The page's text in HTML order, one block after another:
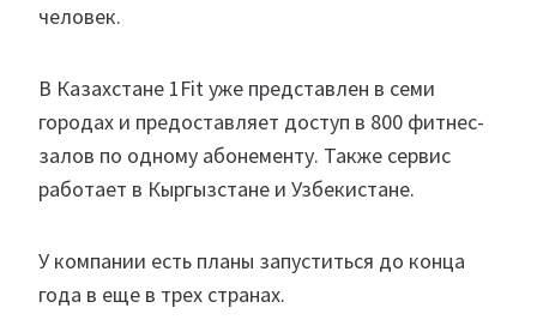
человек.
В Казахстане 1Fit уже представлен в семи
городах и предоставляет доступ в 800 фитнес-
залов по одному абонементу. Также сервис
работает в Кыргызстане и Узбекистане.
У компании есть планы запуститься до конца
года в еще в трех странах.